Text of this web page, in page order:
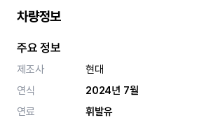
차량정보
주요 정보
제조사
현대
연식
2024년 7월
연료
휘발유